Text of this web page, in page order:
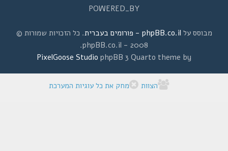
POWERED_BY
מבוסס עלphpBB.co.il - פורומים בעברית
. כל הזכויות שמורות ©
2008 - phpBB.co.il.
phpBB 3 Quarto theme by
PixelGoose Studio
הצוות מחק את כל עוגיות המערכת